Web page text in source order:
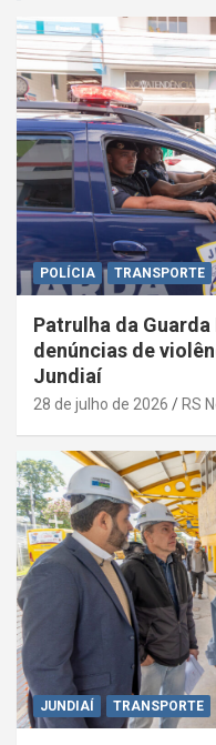
POLÍCIA TRANSPORTE
Patrulha da
denúncias de
Jundiaí
28 de julho de 2026 RS
JUNDIAÍ TRANSPORTE